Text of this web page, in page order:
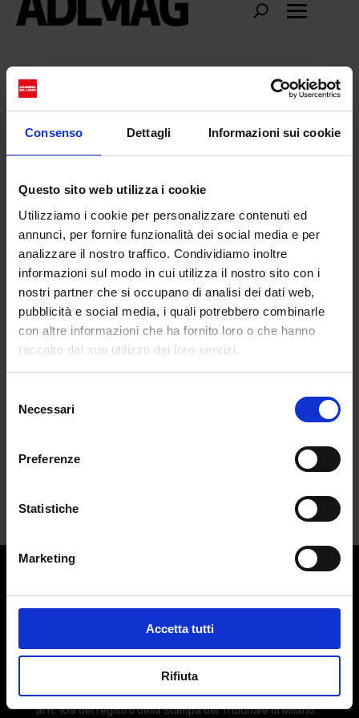
Consenso Dettagli Informazioni sui cookie
Questo sito web utilizza i cookie
Utilizziamo i cookie per personalizzare contenuti ed
annunci, per fornire funzionalità dei social media e per
analizzare il nostro traffico. Condividiamo inoltre
informazioni sul modo in cui utilizza il nostro sito con i
nostri partner che si occupano di analisi dei dati web,
pubblicità e social media, i quali potrebbero combinarle
con altre informazioni che ha fornito loro o che hanno
raccolto dal suo utilizzo dei loro servizi.
delNecessari
Preferenze
Statistiche
Marketing
Accetta tutti
Rifiuta
L’arte di ottenere ragione
Zlibrary: L’arte di ottenere ragione
daMartina Gallazzi|Apr 29, 2025|CULTURE
Zlibrary: la rubrica mensile dedicata ai
ACCADEMIA DEL LUSSO
Logo ADLMag è stato realizzato dall’ Art Director Patrizio
Testata giornalistica online registrata il 13 Settembre 2023
al n. 108 del registro della Stampa del Tribunale di Milano.